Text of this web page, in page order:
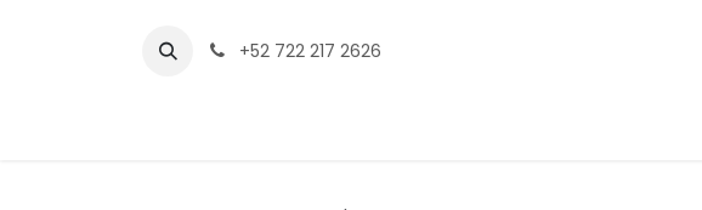
+52 722 217 2626